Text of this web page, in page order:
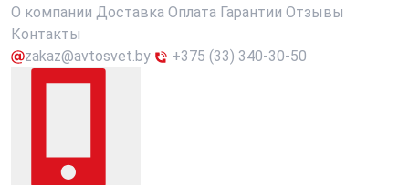
О компании Доставка Оплата Гарантии Отзывы
Контакты
zakaz@avtosvet.by
+375 (33) 340-30-50